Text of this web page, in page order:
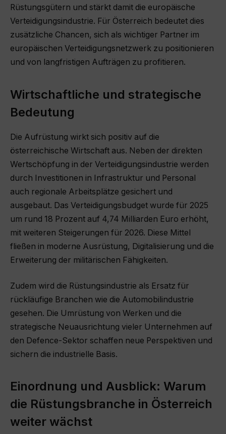
Rüstungsgütern und stärkt damit die europäische
Verteidigungsindustrie. Für Österreich bedeutet dies
zusätzliche Chancen, sich als wichtiger Partner im
europäischen Verteidigungsnetzwerk zu positionieren
und von langfristigen Aufträgen zu profitieren.
Wirtschaftliche und strategische
Bedeutung
Die Aufrüstung wirkt sich positiv auf die
österreichische Wirtschaft aus. Neben der direkten
Wertschöpfung in der Verteidigungsindustrie werden
durch Investitionen in Infrastruktur und Personal
auch regionale Arbeitsplätze gesichert und
ausgebaut. Das Verteidigungsbudget wurde für 2025
um rund 18 Prozent auf 4,74 Milliarden Euro erhöht,
mit weiteren Steigerungen für 2026. Diese Mittel
fließen in moderne Ausrüstung, Digitalisierung und die
Erweiterung der militärischen Fähigkeiten.
Zudem wird die Rüstungsindustrie als Ersatz für
rückläufige Branchen wie die Automobilindustrie
gesehen. Die Umrüstung von Werken und die
strategische Neuausrichtung vieler Unternehmen auf
den Defence-Sektor schaffen neue Perspektiven und
sichern die industrielle Basis.
Einordnung und Ausblick: Warum
die Rüstungsbranche in Österreich
weiter wächst